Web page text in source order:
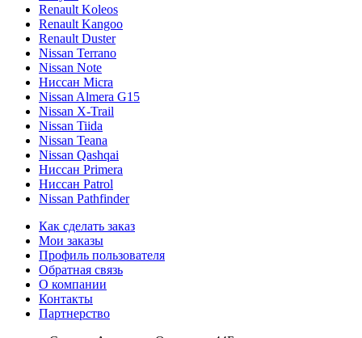
Renault Koleos
Renault Kangoo
Renault Duster
Nissan Terrano
Nissan Note
Ниссан Micra
Nissan Almera G15
Nissan X-Trail
Nissan Tiida
Nissan Teana
Nissan Qashqai
Ниссан Primera
Ниссан Patrol
Nissan Pathfinder
Как сделать заказ
Мои заказы
Профиль пользователя
Обратная связь
О компании
Контакты
Партнерство